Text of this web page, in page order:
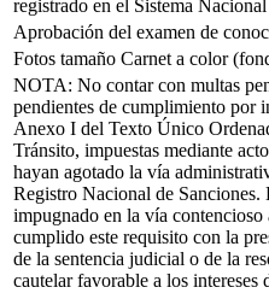
registrado en el Sistema
Aprobación del examen de
Fotos tamaño Carnet a color
NOTA: No contar con multas
pendientes de cumplimiento por
Anexo I del Texto Único
Tránsito, impuestas mediante
hayan agotado la vía
Registro Nacional de Sanciones.
impugnado en la vía
cumplido este requisito con la
de la sentencia judicial o de la
cautelar favorable a los intereses